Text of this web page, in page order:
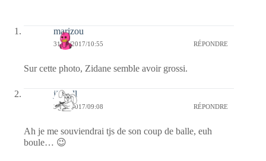
marizou
31/01/2017/10:55 RÉPONDRE
Sur cette photo, Zidane semble avoir grossi.
jill bill
31/01/2017/09:08 RÉPONDRE
Ah je me souviendrai tjs de son coup de balle, euh
boule… 😉